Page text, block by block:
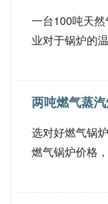
一台100吨天
业对于锅炉的
两吨燃气蒸
选对好燃气锅
燃气锅炉价格